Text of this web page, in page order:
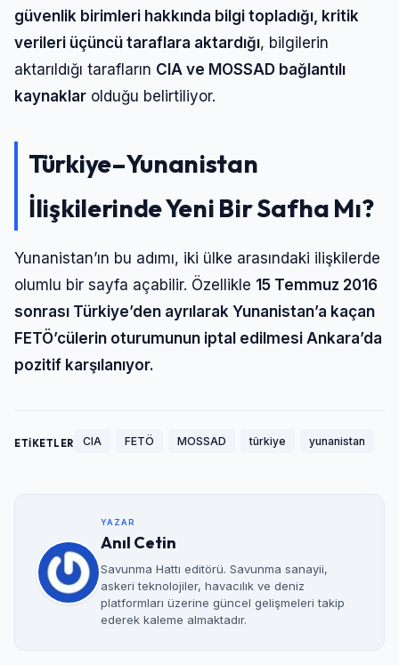
güvenlik birimleri hakkında bilgi topladığı, kritik
verileri üçüncü taraflara aktardığı, bilgilerin
aktarıldığı tarafların CIA ve MOSSAD bağlantılı
kaynaklar olduğu belirtiliyor.
Türkiye–Yunanistan
İlişkilerinde Yeni Bir Safha Mı?
Yunanistan’ın bu adımı, iki ülke arasındaki ilişkilerde
olumlu bir sayfa açabilir. Özellikle 15 Temmuz 2016
sonrası Türkiye’den ayrılarak Yunanistan’a kaçan
FETÖ’cülerin oturumunun iptal edilmesi Ankara’da
pozitif karşılanıyor.
ETİKETLER CIA FETÖ MOSSAD türkiye yunanistan
YAZAR
Anıl Cetin
Savunma Hattı editörü. Savunma sanayii,
askeri teknolojiler, havacılık ve deniz
platformları üzerine güncel gelişmeleri takip
ederek kaleme almaktadır.